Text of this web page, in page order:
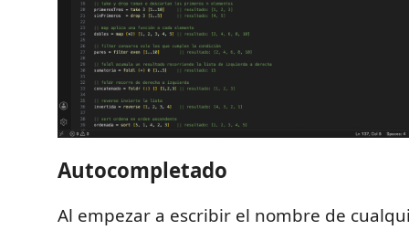
Autocompletado
Al empezar a escribir el nombre de